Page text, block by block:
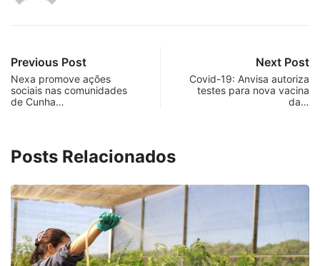
Previous Post
Nexa promove ações
sociais nas comunidades
de Cunha…
Next Post
Covid-19: Anvisa autoriza
testes para nova vacina
da…
Posts Relacionados